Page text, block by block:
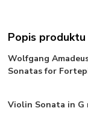
Popis produktu
Wolfgang
Sonatas for
Violin Sonata in G